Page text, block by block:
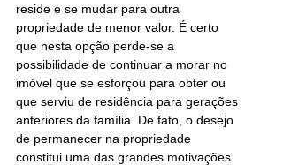
reside e se mudar para outra
propriedade de menor valor. É certo
que nesta opção perde-se a
possibilidade de continuar a morar no
imóvel que se esforçou para obter ou
que serviu de residência para gerações
anteriores da família. De fato, o desejo
de permanecer na propriedade
constitui uma das grandes motivações